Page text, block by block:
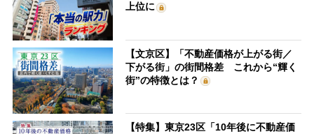
上位に
【文京区】「不動産価格が上がる街／
下がる街」の街間格差 これから“輝く
街”の特徴とは？
【特集】東京23区「10年後に不動産価